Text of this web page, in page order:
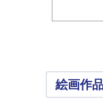
絵画作